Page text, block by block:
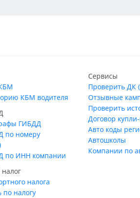
КБМ водителя
ГИБДД
по номеру
по ИНН компании
налога
по налогу
Сервисы
Проверить ДК
Отзывные
Проверить
Договор
Авто коды
Автошколы
Компании по